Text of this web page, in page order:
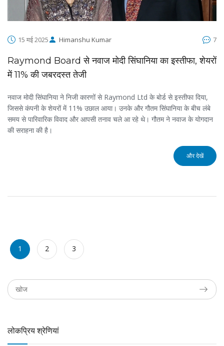
15 मई 2025 Himanshu Kumar 7
Raymond Board से नवाज मोदी सिंघानिया का इस्तीफा, शेयरों
में 11% की जबरदस्त तेजी
नवाज मोदी सिंघानिया ने निजी कारणों से Raymond Ltd के बोर्ड से इस्तीफा दिया,
जिससे कंपनी के शेयरों में 11% उछाल आया। उनके और गौतम सिंघानिया के बीच लंबे
समय से पारिवारिक विवाद और आपसी तनाव चले आ रहे थे। गौतम ने नवाज के योगदान
की सराहना की है।
और देखें
1 2 3
लोकप्रिय श्रेणियां